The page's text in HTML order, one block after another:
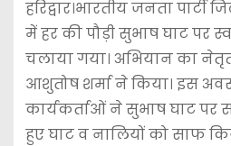
हरिद्वार।भारतीय जनता पार्टी
में हर की पौड़ी सुभाष घाट पर
चलाया गया। अभियान का
आशुतोष शर्मा ने किया। इस
कार्यकर्ताओं ने सुभाष घाट
हुए घाट व नालियों को साफ